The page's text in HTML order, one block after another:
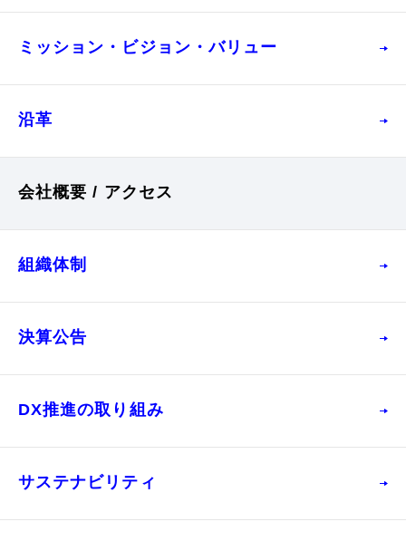
ミッション・ ビジョン ・バリュー
沿⾰
会社概要 / アクセス
組織体制
決算公告
DX推進の取り組み
サステナビリティ